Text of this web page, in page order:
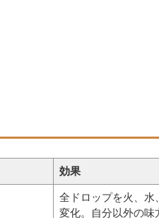
効果
全ドロップを火、水
変化。自分以外の味